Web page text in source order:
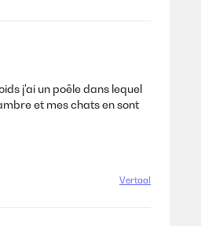
j'ai un poêle dans lequel
et mes chats en sont
Vertaal